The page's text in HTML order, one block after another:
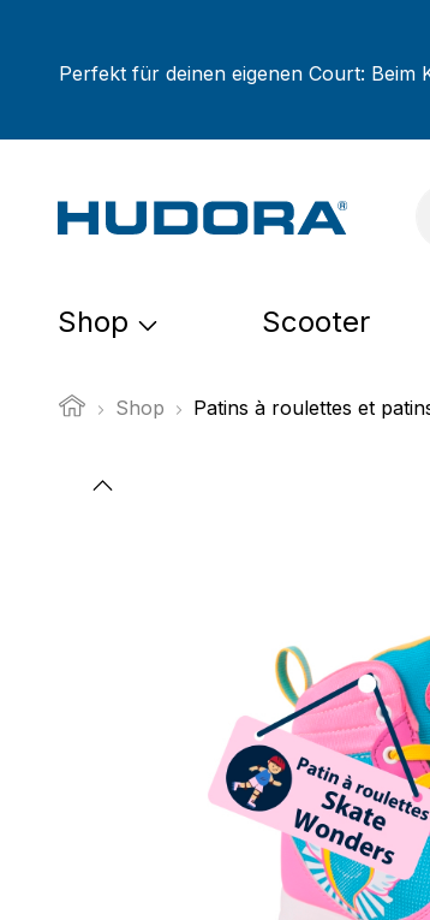
Perfekt für deinen eigenen Court: Beim
Shop Scooter
Shop Patins à roulettes et
Ignorer la galerie d'images